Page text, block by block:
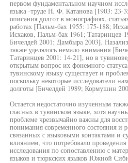
первом фундаментальном научном
языка -труде Н. Ф. Катанова [1903: 23-
описания долгот в монографиях,
работах [Пальм-бах 1955: 175-188;
Исхаков, Пальм-бах 1961; Татаринцев
Бичелдей 2001; Дамбыра 2003].
также уделялось немало внимания
Татаринцев 2001: 14-21], но в
открытым вопрос их фонемного
тувинскому языку существует и
поскольку некоторые исследователи
долготы [Бичелдей 1989; Кормушин
Остается недостаточно изученным
гласных в тувинском языке, хотя
проблеме чрезвычайно важны для
понимания современного состояния и
связанных с языковыми контактами и
влиянием, что потребовало
исследования по сопоставлению с
языков и тюркских языков Южной